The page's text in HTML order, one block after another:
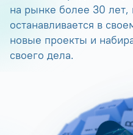
на рынке более 30
останавливается в
новые проекты и
своего дела.